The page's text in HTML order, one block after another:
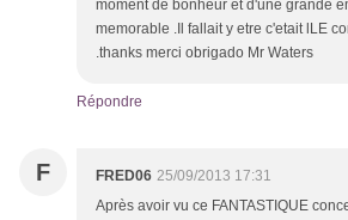
moment de bonheur et d'une grande
memorable .Il fallait y etre c'etait lLE
.thanks merci obrigado Mr Waters
Répondre
F FRED06 25/09/2013 17:31
Après avoir vu ce FANTASTIQUE